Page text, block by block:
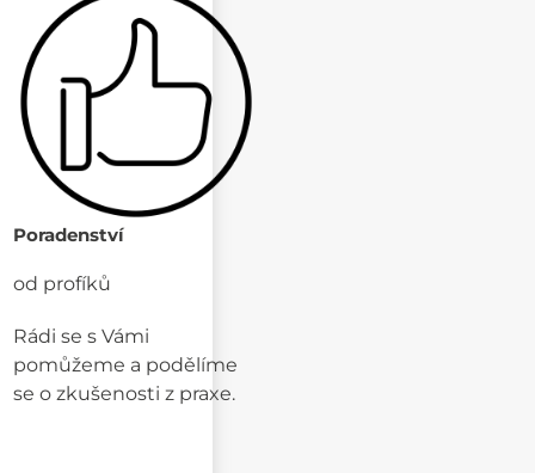
Poradenství
od profíků
Rádi se s Vámi
pomůžeme a podělíme
se o zkušenosti z praxe.